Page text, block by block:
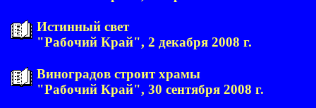
Истинный свет
"Рабочий Край", 2 декабря 2008 г.
Виноградов строит храмы
"Рабочий Край", 30 сентября 2008 г.